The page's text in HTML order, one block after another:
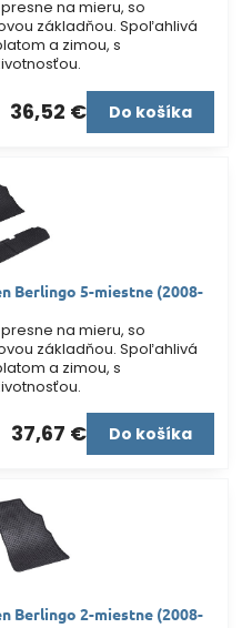
na mieru, so
základňou. Spoľahlivá
a zimou, s
36,52 € Do košíka
Berlingo 5-miestne (2008-
na mieru, so
základňou. Spoľahlivá
a zimou, s
37,67 € Do košíka
Berlingo 2-miestne (2008-